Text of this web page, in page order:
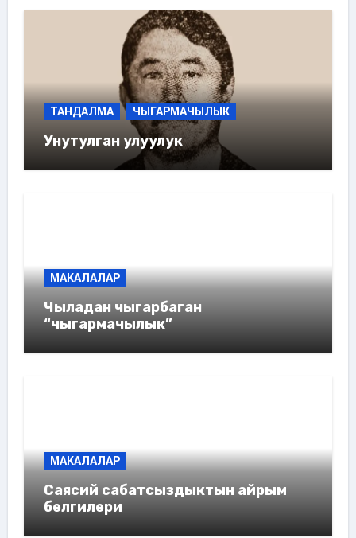
ТАНДАЛМА ЧЫГАРМАЧЫЛЫК
Унутулган улуулук
МАКАЛАЛАР
Чыладан чыгарбаган
“чыгармачылык”
МАКАЛАЛАР
Саясий сабатсыздыктын айрым
белгилери